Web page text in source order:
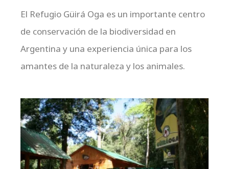
El Refugio Güirá Oga es un importante centro
de conservación de la biodiversidad en
Argentina y una experiencia única para los
amantes de la naturaleza y los animales.